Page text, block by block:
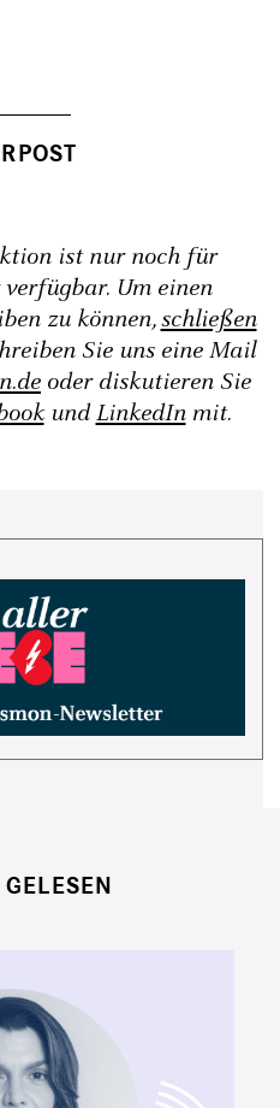
ist nur noch für
Um einen
zu können,schließen
Sie uns eine Mail
oder diskutieren Sie
undLinkedInmit.